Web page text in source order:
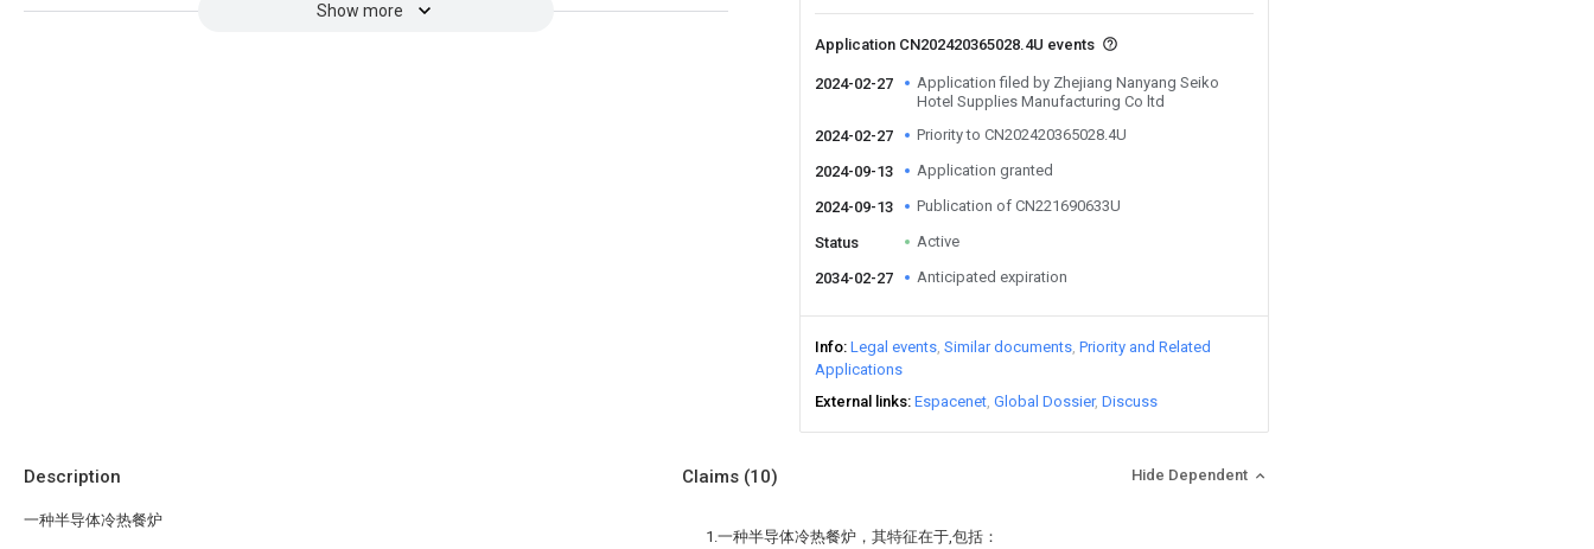
Show more
Application CN202420365028.4U events
2024-02-27
Application filed by Zhejiang Nanyang Seiko
Hotel Supplies Manufacturing Co ltd
2024-02-27
Priority to CN202420365028.4U
2024-09-13 Application granted
2024-09-13 Publication of CN221690633U
Status Active
2034-02-27 Anticipated expiration
Info Legal events Similar documents Priority and Related
Applications
External links Espacenet Global Dossier Discuss
Description
一种半导体冷热餐炉
Claims (10) Hide Dependent
1.一种半导体冷热餐炉，其特征在于,包括：